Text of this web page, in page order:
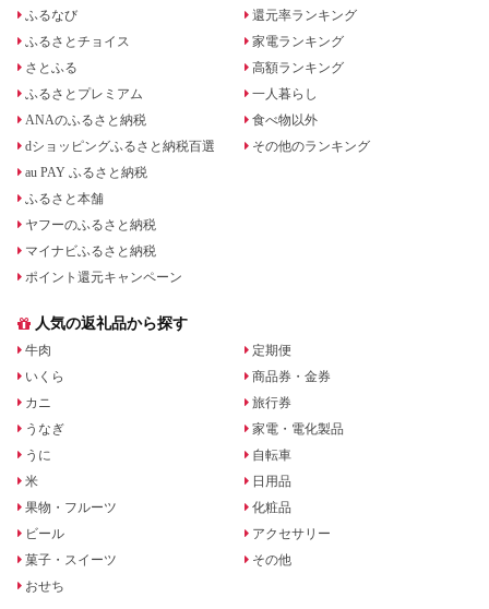
ふるなび
ふるさとチョイス
さとふる
ふるさとプレミアム
ANAのふるさと納税
dショッピングふるさと納税百選
au PAY ふるさと納税
ふるさと本舗
ヤフーのふるさと納税
マイナビふるさと納税
ポイント還元キャンペーン
還元率ランキング
家電ランキング
高額ランキング
一人暮らし
食べ物以外
その他のランキング
人気の返礼品から探す
牛肉
いくら
カニ
うなぎ
うに
米
果物・フルーツ
ビール
菓子・スイーツ
おせち
定期便
商品券・金券
旅行券
家電・電化製品
自転車
日用品
化粧品
アクセサリー
その他